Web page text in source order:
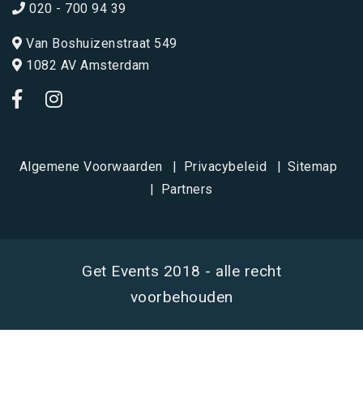
020 - 700 94 39
Van Boshuizenstraat 549
1082 AV Amsterdam
Algemene Voorwaarden Privacybeleid
Sitemap
Partners
Get Events 2018 - alle recht
voorbehouden